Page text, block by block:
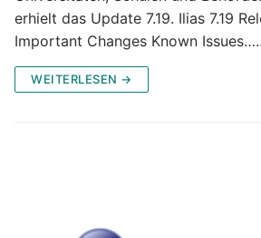
erhielt das Update 7.19. Ilias 7.19
Important Changes Known
WEITERLESEN →